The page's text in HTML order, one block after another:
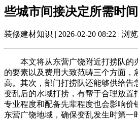
些城市间接决定所需时
装修建材知识 | 2026-02-20 08:22 | 浏览
本文将从东营广饶附近打捞队的
的要素以及费用大致范畴三个方面，
高。其次，部门打捞队还能够供给告
变乱后的水域打捞，有帮于合理放置
专业程度和配备先辈程度也会影响价
东营广饶地域，确保变乱发生时第一